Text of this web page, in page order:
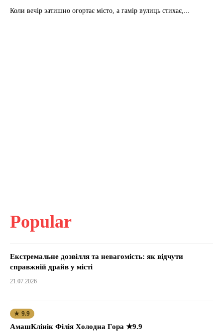
Коли вечір затишно огортає місто, а гамір вулиць стихає,...
Popular
Екстремальне дозвілля та невагомість: як відчути
справжній драйв у місті
21.07.2026
★ 9.9
АмашКлінік Філія Холодна Гора ★9.9